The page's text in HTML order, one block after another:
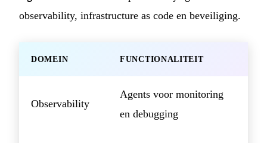
observability, infrastructure as code en beveiliging.
DOMEIN FUNCTIONALITEIT
Observability
Agents voor monitoring
en debugging